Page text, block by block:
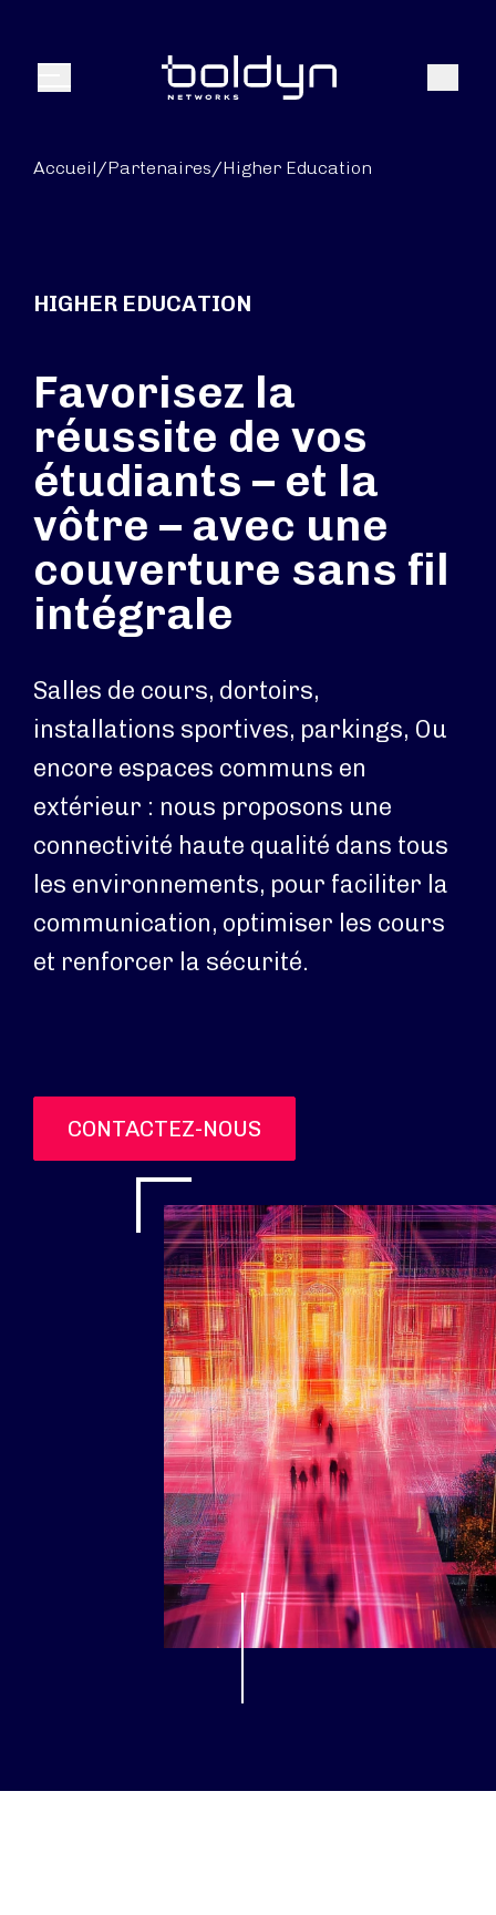
Menu
Accueil/Partenaires/Higher Education
HIGHER EDUCATION
Favorisez la
réussite de vos
étudiants – et la
vôtre – avec une
couverture sans fil
intégrale
Salles de cours, dortoirs,
installations sportives, parkings, Ou
encore espaces communs en
extérieur : nous proposons une
connectivité haute qualité dans tous
les environnements, pour faciliter la
communication, optimiser les cours
et renforcer la sécurité.
CONTACTEZ-NOUS